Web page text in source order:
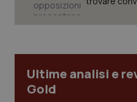
Ultime analisi e
Gold
sito web abilitandone
protette del sito. Il sito